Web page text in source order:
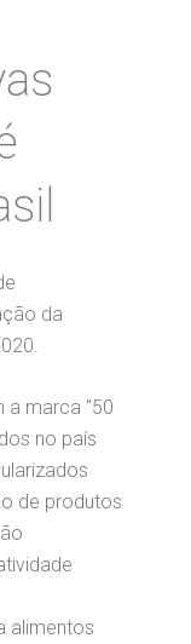
da
a marca "50
no país
de produtos
alimentos